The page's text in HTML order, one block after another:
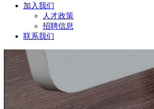
加入我们
人才政策
招聘信息
联系我们